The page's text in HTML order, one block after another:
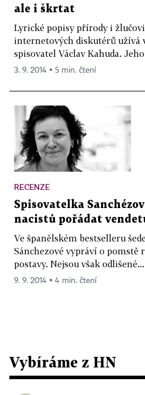
ale i škrtat
Lyrické popisy přírody i
internetových diskutérů užívá
spisovatel Václav Kahuda.
3. 9. 2014 ▪ 5 min. čtení
RECENZE
Spisovatelka
nacistů pořádat
Ve španělském bestselleru
Sánchezové vypráví o
postavy. Nejsou však odlišené...
9. 9. 2014 ▪ 4 min. čtení
Vybíráme z HN